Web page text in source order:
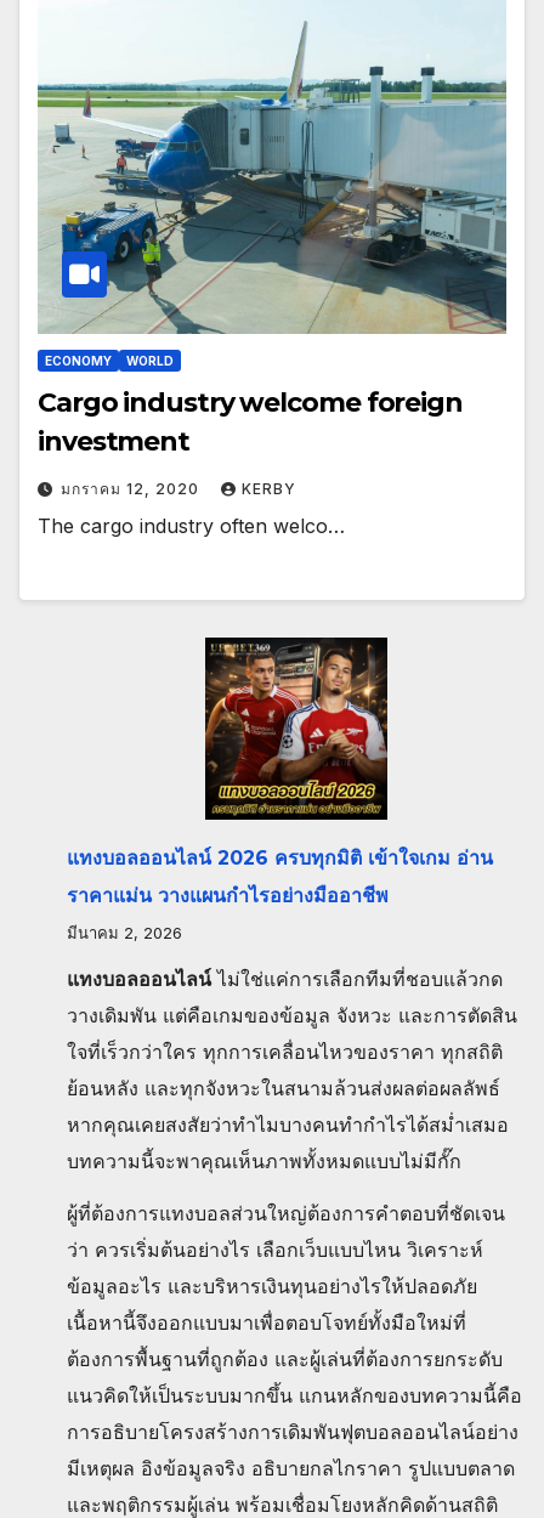
ECONOMY WORLD
Cargo industry welcome foreign
investment
มกราคม 12, 2020 KERBY
The cargo industry often welco…
แทงบอลออนไลน์ 2026 ครบทุกมิติ เข้าใจเกม อ่าน
ราคาแม่น วางแผนกำไรอย่างมืออาชีพ
มีนาคม 2, 2026
แทงบอลออนไลน์ไม่ใช่แค่การเลือกทีมที่ชอบแล้วกด
วางเดิมพัน แต่คือเกมของข้อมูล จังหวะ และการตัดสิน
ใจที่เร็วกว่าใคร ทุกการเคลื่อนไหวของราคา ทุกสถิติ
ย้อนหลัง และทุกจังหวะในสนามล้วนส่งผลต่อผลลัพธ์
หากคุณเคยสงสัยว่าทำไมบางคนทำกำไรได้สม่ำเสมอ
บทความนี้จะพาคุณเห็นภาพทั้งหมดแบบไม่มีกั๊ก
ผู้ที่ต้องการแทงบอลส่วนใหญ่ต้องการคำตอบที่ชัดเจน
ว่า ควรเริ่มต้นอย่างไร เลือกเว็บแบบไหน วิเคราะห์
ข้อมูลอะไร และบริหารเงินทุนอย่างไรให้ปลอดภัย
เนื้อหานี้จึงออกแบบมาเพื่อตอบโจทย์ทั้งมือใหม่ที่
ต้องการพื้นฐานที่ถูกต้อง และผู้เล่นที่ต้องการยกระดับ
แนวคิดให้เป็นระบบมากขึ้น แกนหลักของบทความนี้คือ
การอธิบายโครงสร้างการเดิมพันฟุตบอลออนไลน์อย่าง
มีเหตุผล อิงข้อมูลจริง อธิบายกลไกราคา รูปแบบตลาด
และพฤติกรรมผู้เล่น พร้อมเชื่อมโยงหลักคิดด้านสถิติ